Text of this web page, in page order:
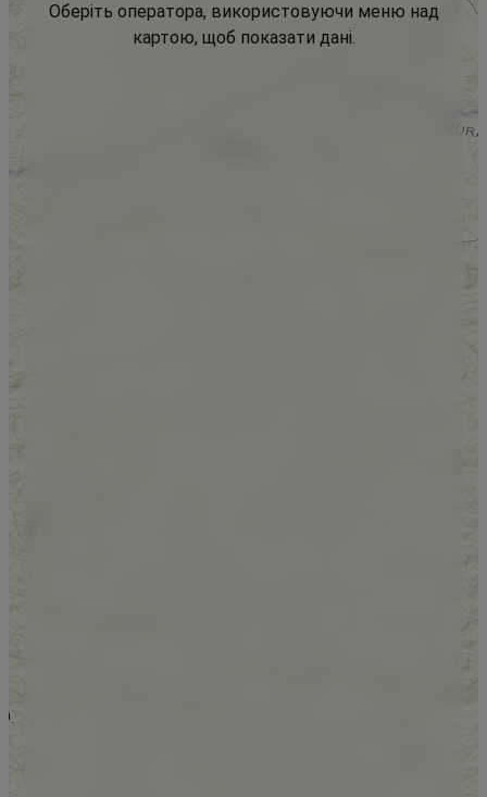
Оберіть оператора, використовуючи меню над
картою, щоб показати дані.